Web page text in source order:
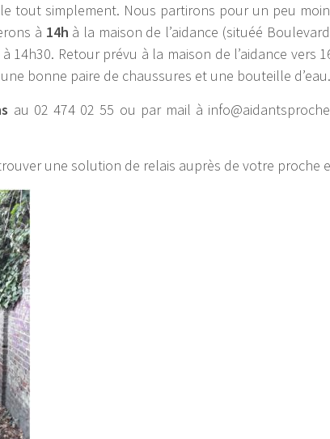
tout simplement. Nous partirons pour un peu
à 14h à la maison de l’aidance (situéé
14h30. Retour prévu à la maison de l’aidance vers
bonne paire de chaussures et une bouteille d’eau.
au 02 474 02 55 ou par mail à
une solution de relais auprès de votre proche